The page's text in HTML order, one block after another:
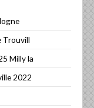
Trouvill
Milly la
2022